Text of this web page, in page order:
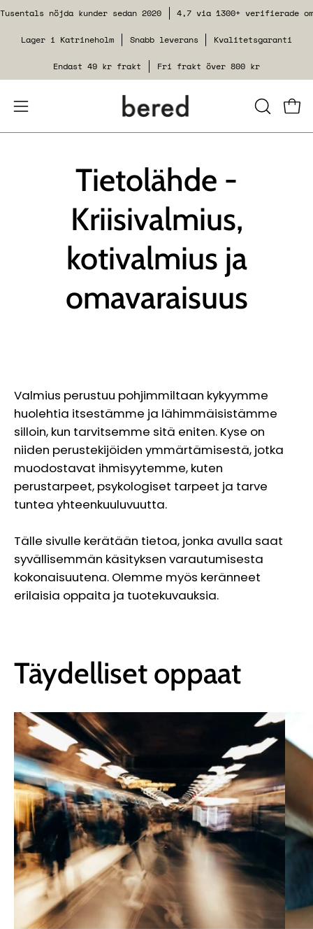
Siirry
Tusentals nöjda kunder sedan 2020 4,7 via 1300+ verifierade
Lager i Katrineholm Snabb leverans Kvalitetsgaranti
Endast 49 kr frakt Fri frakt över 800 kr
Avaa
navigointivalikko
SULJE
Tietolähde -
Kriisivalmius,
kotivalmius ja
omavaraisuus
Valmius perustuu pohjimmiltaan kykyymme
huolehtia itsestämme ja lähimmäisistämme
silloin, kun tarvitsemme sitä eniten. Kyse on
niiden perustekijöiden ymmärtämisestä, jotka
muodostavat ihmisyytemme, kuten
perustarpeet, psykologiset tarpeet ja tarve
tuntea yhteenkuuluvuutta.
Tälle sivulle kerätään tietoa, jonka avulla saat
syvällisemmän käsityksen varautumisesta
kokonaisuutena. Olemme myös keränneet
erilaisia oppaita ja tuotekuvauksia.
Täydelliset oppaat